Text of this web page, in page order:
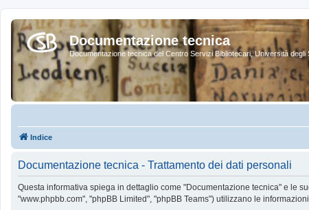
Documentazione tecnica
Documentazione tecnica del Centro Servizi Bibliotecari, Università degli
Indice
Documentazione tecnica - Trattamento dei dati personali
Questa informativa spiega in dettaglio come "Documentazione tecnica" e le
"www.phpbb.com", "phpBB Limited", "phpBB Teams") utilizzano le